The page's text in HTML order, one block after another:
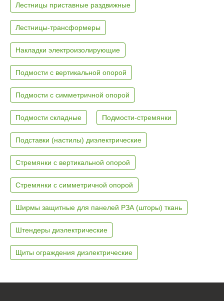
Лестницы приставные раздвижные
Лестницы-трансформеры
Накладки электроизолирующие
Подмости с вертикальной опорой
Подмости с симметричной опорой
Подмости складные Подмости-стремянки
Подставки (настилы) диэлектрические
Стремянки с вертикальной опорой
Стремянки с симметричной опорой
Ширмы защитные для панелей РЗА (шторы) ткань
Штендеры диэлектрические
Щиты ограждения диэлектрические